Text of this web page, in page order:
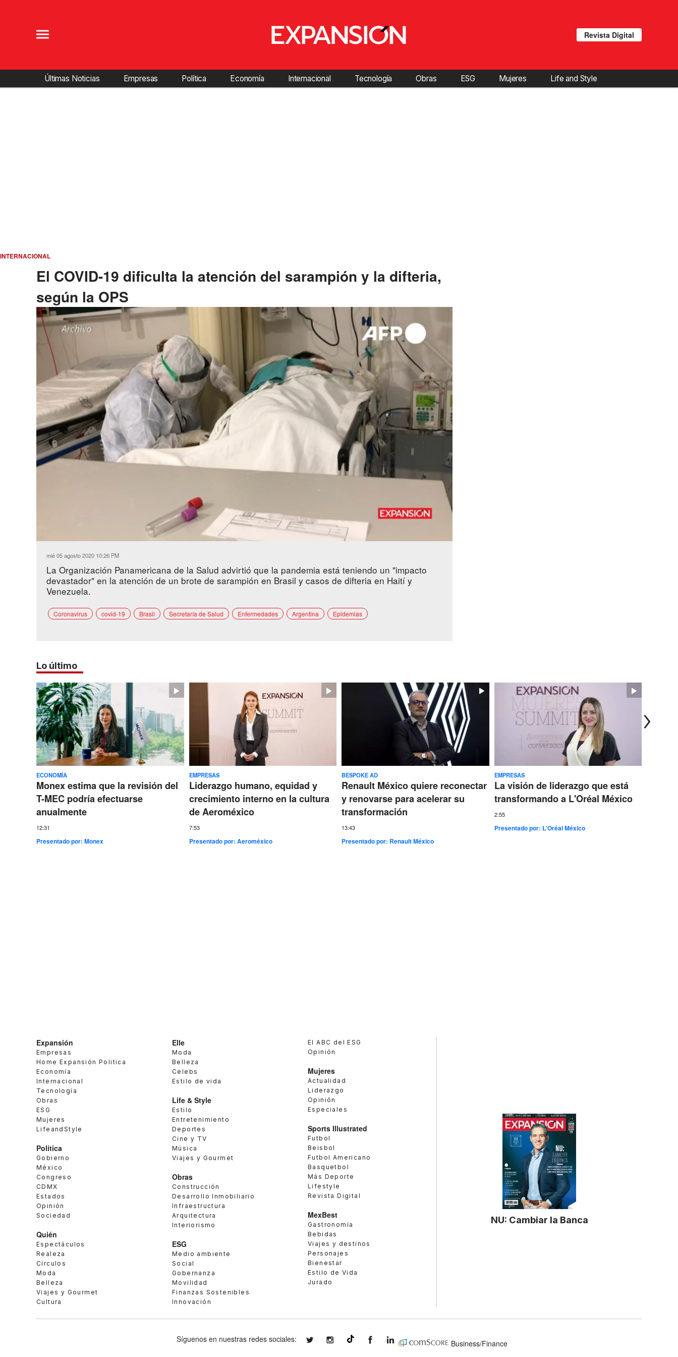
Revista Digital
Últimas Noticias Empresas Política Economía Internacional Tecnología Obras ESG Mujeres Life and Style
INTERNACIONAL
El COVID-19 dificulta la atención del sarampión y la difteria,
según la OPS
36.66%
mié 05 agosto 2020 10:26 PM
La Organización Panamericana de la Salud advirtió que la pandemia está teniendo un "impacto
devastador" en la atención de un brote de sarampión en Brasil y casos de difteria en Haití y
Venezuela.
Coronavirus covid-19 Brasil Secretaría de Salud Enfermedades Argentina Epidemias
Lo último
ECONOMÍA
Monex estima que la revisión del
T-MEC podría efectuarse
anualmente
12:31
Presentado por:Monex
EMPRESAS
Liderazgo humano, equidad y
crecimiento interno en la cultura
de Aeroméxico
7:53
Presentado por: Aeroméxico
BESPOKE AD
Renault México quiere reconectar
y renovarse para acelerar su
transformación
13:43
Presentado por: Renault México
EMPRESAS
La visión de liderazgo que está
transformando a L'Oréal México
2:55
Presentado por: L'Oréal México
Expansión
Empresas
Home Expansión Politica
Economía
Internacional
Tecnología
Obras
ESG
Mujeres
LifeandStyle
Política
Gobierno
México
Congreso
CDMX
Estados
Opinión
Sociedad
Quién
Espectáculos
Realeza
Círculos
Moda
Belleza
Viajes y Gourmet
Cultura
Elle
Moda
Belleza
Celebs
Estilo de vida
Life & Style
Estilo
Entretenimiento
Deportes
Cine y TV
Música
Viajes y Gourmet
Obras
Construcción
Desarrollo Inmobiliario
Infraestructura
Arquitectura
Interiorismo
ESG
Medio ambiente
Social
Gobernanza
Movilidad
Finanzas Sostenibles
Innovación
El ABC del ESG
Opinión
Mujeres
Actualidad
Liderazgo
Opinión
Especiales
Sports Illustrated
Futbol
Beisbol
Futbol Americano
Basquetbol
Más Deporte
Lifestyle
Revista Digital
MexBest
Gastronomía
Bebidas
Viajes y destinos
Personajes
Bienestar
Estilo de Vida
Jurado
NU: Cambiar la Banca
Síguenos en nuestras redes sociales: expansionmxexpansionmx ExpansionMex
expansion
Business/Finance